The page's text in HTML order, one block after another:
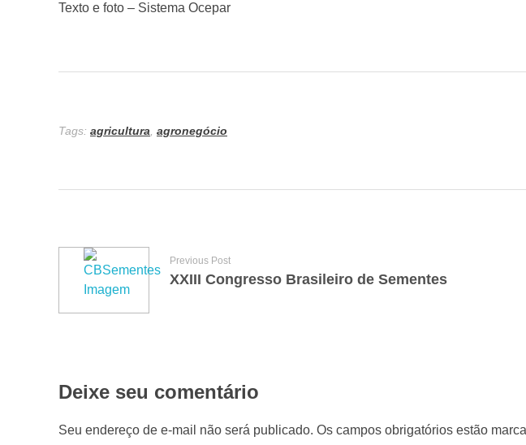
e
f
T
o
Texto e foto – Sistema Ocepar
Tags: agricultura agronegócio
Previous Post
XXIII Congresso Brasileiro de Sementes
Deixe seu comentário
Seu endereço de e-mail não será publicado. Os campos obrigatórios estão